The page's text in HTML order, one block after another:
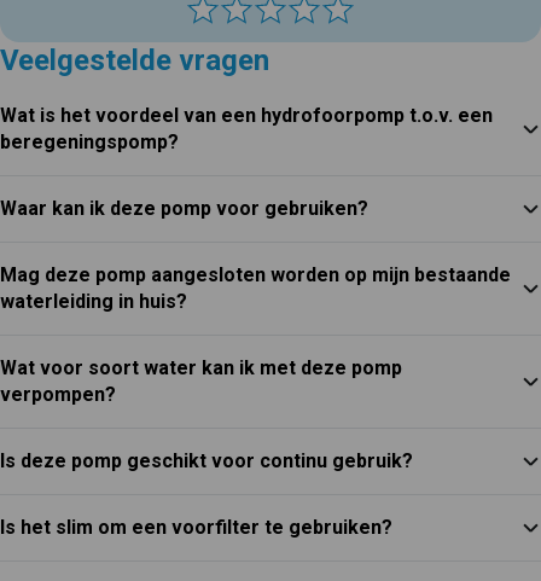
Veelgestelde vragen
Wat is het voordeel van een hydrofoorpomp t.o.v. een
beregeningspomp?
Waar kan ik deze pomp voor gebruiken?
Mag deze pomp aangesloten worden op mijn bestaande
waterleiding in huis?
Wat voor soort water kan ik met deze pomp
verpompen?
Is deze pomp geschikt voor continu gebruik?
Is het slim om een voorfilter te gebruiken?